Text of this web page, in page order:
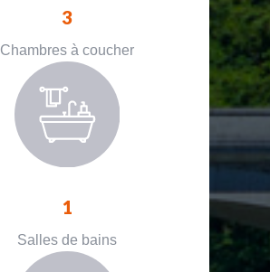
3
Chambres à coucher
1
Salles de bains